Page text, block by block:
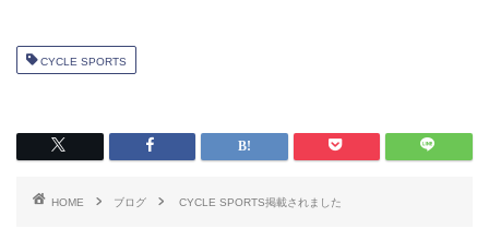
CYCLE SPORTS
HOME ブログ CYCLE SPORTS掲載されました